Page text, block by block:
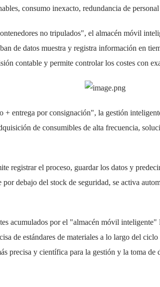
consumo inexacto, redundancia de
no tripulados", el almacén móvil
de datos muestra y registra información en
contable y permite controlar los costes con
entrega por consignación", la gestión
de consumibles de alta frecuencia,
registrar el proceso, guardar los datos y
debajo del stock de seguridad, se activa
acumulados por el "almacén móvil
de estándares de materiales a lo largo del
precisa y científica para la gestión y la toma